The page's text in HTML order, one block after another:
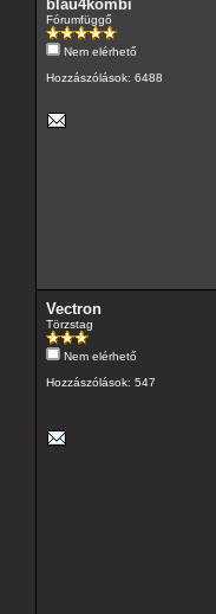
blau4kombi
Fórumfüggő
Nem elérhető
Hozzászólások: 6488
Vectron
Törzstag
Nem elérhető
Hozzászólások: 547